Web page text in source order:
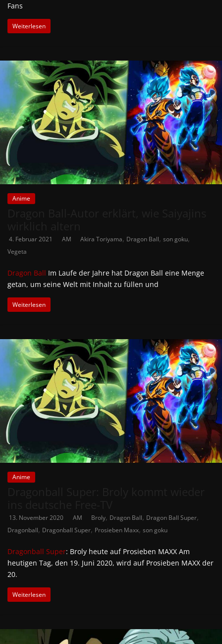
Fans
Weiterlesen
Anime
4. Februar 2021 AM Akira Toriyama, Dragon Ball, son goku,
Vegeta
Dragon Ball Im Laufe der Jahre hat Dragon Ball eine Menge
getan, um seine Welt mit Inhalt zu füllen und
Weiterlesen
Anime
13. November 2020 AM Broly, Dragon Ball, Dragon Ball Super,
Dragonball, Dragonball Super, Prosieben Maxx, son goku
Dragonball Super: Broly heute auf Prosieben MAXX Am
heutigen Tag, den 19. Juni 2020, wird auf Prosieben MAXX der
20.
Weiterlesen